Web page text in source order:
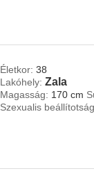
Életkor: 38
Lakóhely: Zala
Magasság: 170 cm
Szexualis